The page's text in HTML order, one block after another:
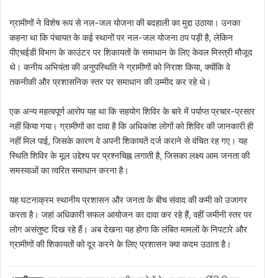
ग्रामीणों ने विशेष रूप से नल-जल योजना की बदहाली का मुद्दा उठाया। उनका
कहना था कि पंचायत के कई स्थानों पर नल-जल योजना ठप पड़ी है, लेकिन
पीएचईडी विभाग के काउंटर पर शिकायतों के समाधान के लिए केवल मिस्त्री मौजूद
थे। कनीय अभियंता की अनुपस्थिति ने ग्रामीणों को निराश किया, क्योंकि वे
तकनीकी और प्रशासनिक स्तर पर समाधान की उम्मीद कर रहे थे।
एक अन्य महत्वपूर्ण आरोप यह था कि सहयोग शिविर के बारे में पर्याप्त प्रचार-प्रसार
नहीं किया गया। ग्रामीणों का दावा है कि अधिकांश लोगों को शिविर की जानकारी ही
नहीं मिल पाई, जिसके कारण वे अपनी शिकायतें दर्ज कराने से वंचित रह गए। यह
स्थिति शिविर के मूल उद्देश्य पर प्रश्नचिह्न लगाती है, जिसका लक्ष्य आम जनता की
समस्याओं का त्वरित समाधान करना है।
यह घटनाक्रम स्थानीय प्रशासन और जनता के बीच संवाद की कमी को उजागर
करता है। जहां अधिकारी सफल आयोजन का दावा कर रहे हैं, वहीं जमीनी स्तर पर
लोग असंतुष्ट दिख रहे हैं। अब देखना यह होगा कि लंबित मामलों के निपटारे और
ग्रामीणों की शिकायतों को दूर करने के लिए प्रशासन क्या कदम उठाता है।